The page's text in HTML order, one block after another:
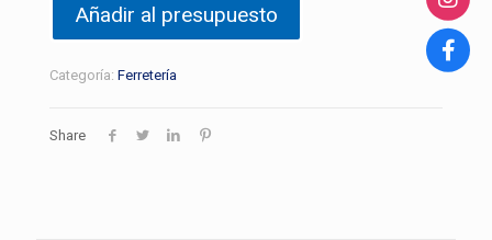
Añadir al presupuesto
Categoría: Ferretería
Share